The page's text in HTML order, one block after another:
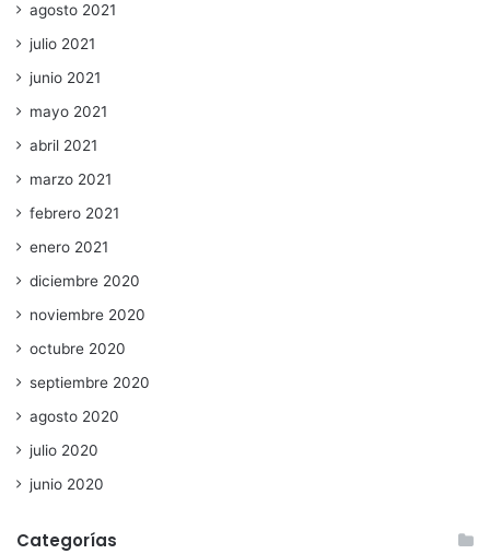
agosto 2021
julio 2021
junio 2021
mayo 2021
abril 2021
marzo 2021
febrero 2021
enero 2021
diciembre 2020
noviembre 2020
octubre 2020
septiembre 2020
agosto 2020
julio 2020
junio 2020
Categorías